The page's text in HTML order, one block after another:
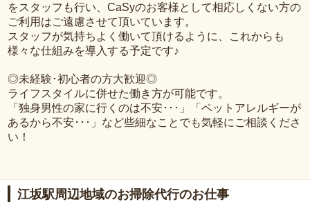
をスタッフも行い、CaSyのお客様として相応しくない方の
ご利用はご遠慮させて頂いています。
スタッフが気持ちよく働いて頂けるように、これからも
様々な仕組みを導入する予定です♪
◎未経験･初心者の方大歓迎◎
ライフスタイルに併せた働き方が可能です。
「独身男性の家に行くのは不安･･･」「ペットアレルギーが
あるから不安･･･」など些細なことでも気軽にご相談くださ
い！
江坂駅周辺地域のお掃除代行のお仕事